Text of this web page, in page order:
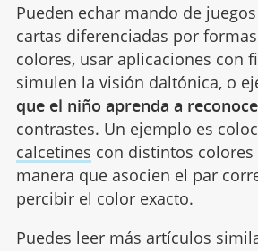
Pueden echar mando de
cartas diferenciadas por
colores, usar aplicaciones con
simulen la visión daltónica, o
que el niño aprenda a
contrastes. Un ejemplo es
calcetines con distintos colores
manera que asocien el par
percibir el color exacto.
Puedes leer más artículos